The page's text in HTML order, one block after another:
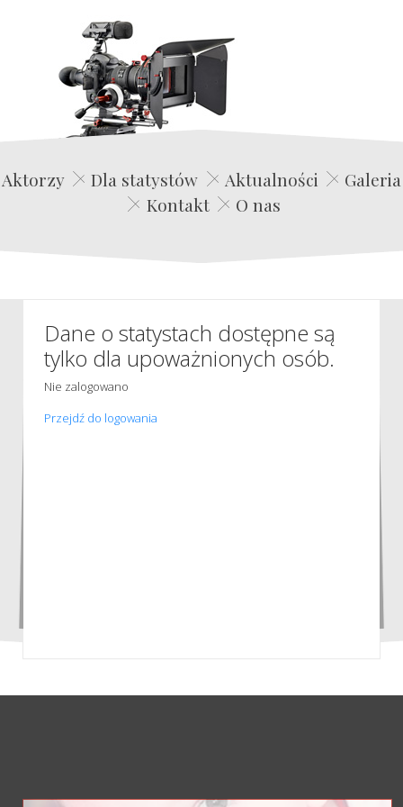
Edwin Film Agencja Aktorska
Aktorzy Dla statystów Aktualności
Galeria
Kontakt
O nas
Dane o statystach dostępne są
tylko dla upoważnionych osób.
Nie zalogowano
Przejdź do logowania